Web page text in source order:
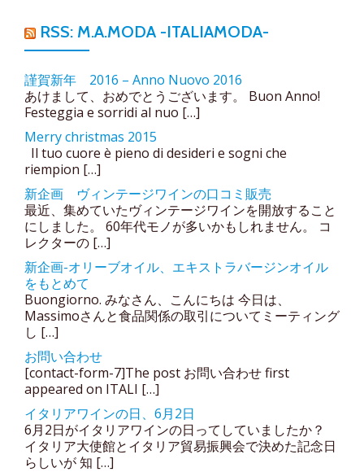
RSS: M.A.MODA -ITALIAMODA-
謹賀新年 2016 – Anno Nuovo 2016
あけまして、おめでとうございます。 Buon Anno!
Festeggia e sorridi al nuo […]
Merry christmas 2015
Il tuo cuore è pieno di desideri e sogni che
riempion […]
新企画 ヴィンテージワインの口コミ販売
最近、集めていたヴィンテージワインを開放すること
にしました。 60年代モノが多いかもしれません。 コ
レクターの […]
新企画-オリーブオイル、エキストラバージンオイル
をもとめて
Buongiorno. みなさん、こんにちは 今日は、
Massimoさんと食品関係の取引についてミーティング
し […]
お問い合わせ
[contact-form-7]The post お問い合わせ first
appeared on ITALI […]
イタリアワインの日、6月2日
6月2日がイタリアワインの日ってしていましたか？
イタリア大使館とイタリア貿易振興会で決めた記念日
らしいが 知 […]